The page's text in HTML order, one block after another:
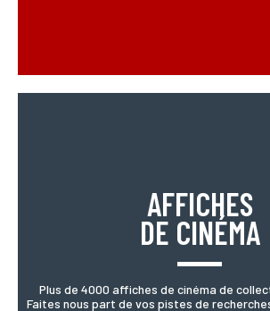
Si vous souhaitez recevoir une réponse
vous pouvez nous laisser votre adresse.
vous pouvez nous laisser votre ville.
AFFICHES
DE CINÉMA
Plus de 4000 affiches de cinéma de
Faites nous part de vos pistes de